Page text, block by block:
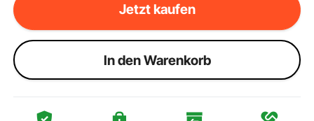
Jetzt kaufen
ln den Warenkorb